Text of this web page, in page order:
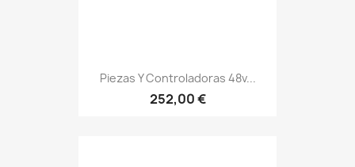
Piezas Y Controladoras 48v...
252,00 €